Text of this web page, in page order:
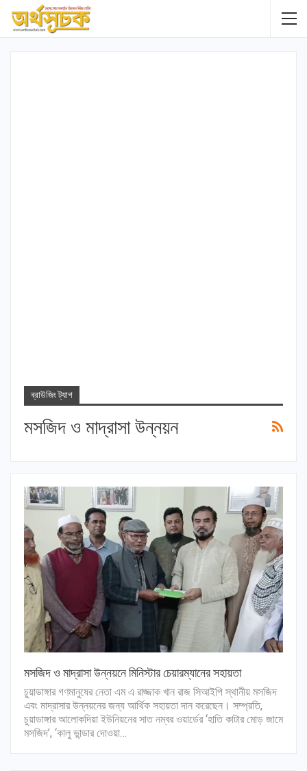
ব্রাউজিং ট্যাগ
মসজিদ ও মাদ্রাসা উন্নয়ন
মসজিদ ও মাদ্রাসা উন্নয়নে মিনিস্টার চেয়ারম্যানের সহায়তা
চুয়াডাঙ্গার গণমানুষের নেতা এম এ রাজ্জাক খান রাজ সিআইপি স্থানীয় মসজিদ
এবং মাদ্রাসার উন্নয়নের জন্য আর্থিক সহায়তা দান করেছেন। সম্প্রতি,
চুয়াডাঙ্গার আলোকদিয়া ইউনিয়নের সাত নম্বর ওয়ার্ডের ‘হাতি কাটার মোড় জামে
মসজিদ’, ‘কালু ভান্ডার দোওয়া…